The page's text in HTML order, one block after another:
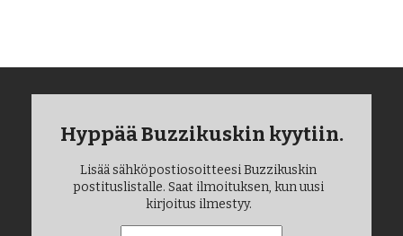
Hyppää Buzzikuskin kyytiin.
Lisää sähköpostiosoitteesi Buzzikuskin
postituslistalle. Saat ilmoituksen, kun uusi
kirjoitus ilmestyy.